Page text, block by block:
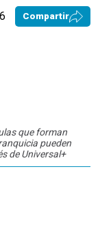
Compartir
que forman
pueden
de Universal+